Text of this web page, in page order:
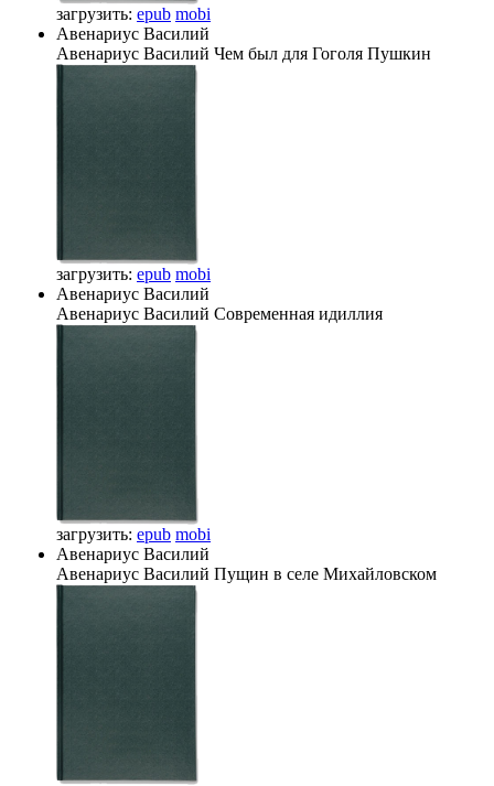
загрузить: epub mobi
Авенариус Василий
Авенариус Василий Чем был для Гоголя Пушкин
загрузить: epub mobi
Авенариус Василий
Авенариус Василий Современная идиллия
загрузить: epub mobi
Авенариус Василий
Авенариус Василий Пущин в селе Михайловском